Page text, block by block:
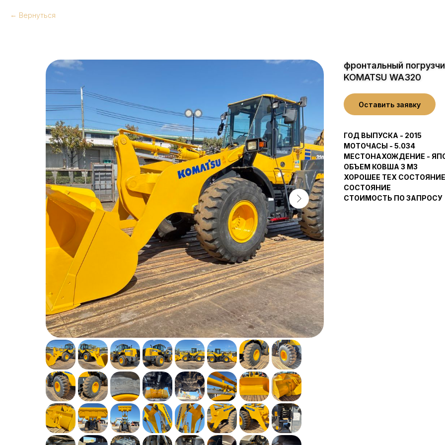
Вернуться
фронтальный
KOMATSU WA320
Оставить заявку
ГОД ВЫПУСКА - 2015
МОТОЧАСЫ - 5.034
МЕСТОНАХОЖДЕНИЕ -
ОБЪЕМ КОВША 3 М3
ХОРОШЕЕ ТЕХ СОСТОЯНИЕ
СОСТОЯНИЕ
СТОИМОСТЬ ПО ЗАПРОСУ